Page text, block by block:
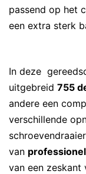
passend op het
een extra sterk
In deze
uitgebreid 755
andere een
verschillende
van
van een